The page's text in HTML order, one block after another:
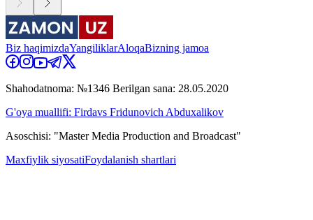
Biz haqimizdaYangiliklarAloqaBizning jamoa
Shahodatnoma: №1346 Berilgan sana: 28.05.2020
G'oya muallifi: Firdavs Fridunovich Abduxalikov
Asoschisi: "Master Media Production and Broadcast"
Maxfiylik siyosatiFoydalanish shartlari